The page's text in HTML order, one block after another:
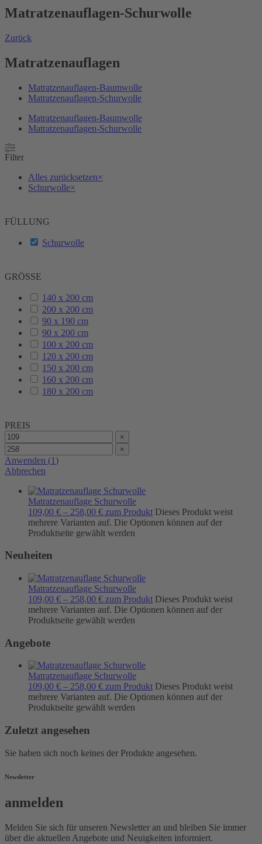
Matratzenauflagen-Schurwolle
Zurück
Matratzenauflagen
Matratzenauflagen-Baumwolle
Matratzenauflagen-Schurwolle
Matratzenauflagen-Baumwolle
Matratzenauflagen-Schurwolle
Filter
Alles zurücksetzen×
Schurwolle×
FÜLLUNG
Schurwolle
GRÖSSE
140 x 200 cm
200 x 200 cm
90 x 190 cm
90 x 200 cm
100 x 200 cm
120 x 200 cm
150 x 200 cm
160 x 200 cm
180 x 200 cm
PREIS
×
×
Anwenden (1)
Abbrechen
Matratzenauflage Schurwolle
109,00 € – 258,00 € zum Produkt Dieses Produkt weist
mehrere Varianten auf. Die Optionen können auf der
Produktseite gewählt werden
Neuheiten
Matratzenauflage Schurwolle
109,00 € – 258,00 € zum Produkt Dieses Produkt weist
mehrere Varianten auf. Die Optionen können auf der
Produktseite gewählt werden
Angebote
Matratzenauflage Schurwolle
109,00 € – 258,00 € zum Produkt Dieses Produkt weist
mehrere Varianten auf. Die Optionen können auf der
Produktseite gewählt werden
Zuletzt angesehen
Sie haben sich noch keines der Produkte angesehen.
Newsletter
anmelden
Melden Sie sich für unseren Newsletter an und bleiben Sie immer
über die aktuellen Angebote und Neuigkeiten informiert.